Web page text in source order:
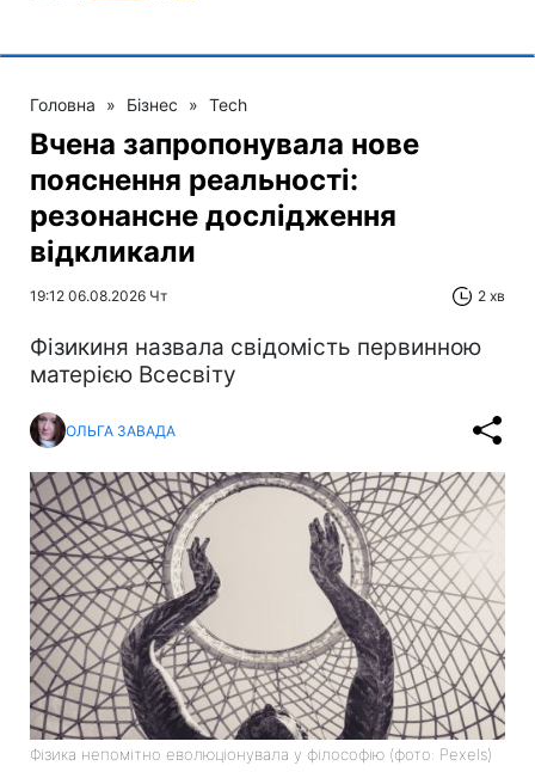
Головна » Бізнес » Tech
Вчена запропонувала нове
пояснення реальності:
резонансне дослідження
відкликали
19:12 06.08.2026 Чт 2 хв
Фізикиня назвала свідомість первинною
матерією Всесвіту
ОЛЬГА ЗАВАДА
Фізика непомітно еволюціонувала у філософію (фото: Pexels)